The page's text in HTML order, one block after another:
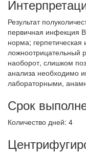
Результат
первичная инфекция
норма;
ложноотрицательный
наоборот, слишком
анализа необходимо
лабораторными,
Срок
Количество дней: 4